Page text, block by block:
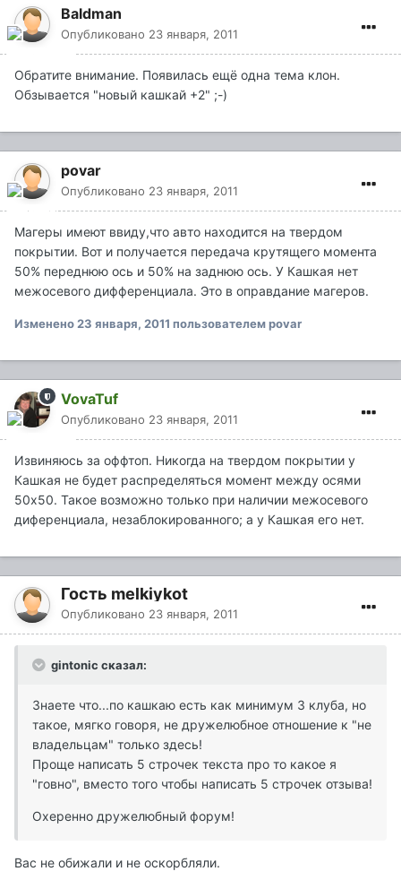
Baldman
Опубликовано 23 января, 2011
Обратите внимание. Появилась ещё одна тема клон.
Обзывается "новый кашкай +2" ;-)
povar
Опубликовано 23 января, 2011
Магеры имеют ввиду,что авто находится на твердом
покрытии. Вот и получается передача крутящего момента
50% переднюю ось и 50% на заднюю ось. У Кашкая нет
межосевого дифференциала. Это в оправдание магеров.
Изменено23 января, 2011 пользователем povar
VovaTuf
Опубликовано 23 января, 2011
Извиняюсь за оффтоп. Никогда на твердом покрытии у
Кашкая не будет распределяться момент между осями
50х50. Такое возможно только при наличии межосевого
диференциала, незаблокированного; а у Кашкая его нет.
Гость melkiykot
Опубликовано 23 января, 2011
gintonic сказал:
Знаете что...по кашкаю есть как минимум 3 клуба, но
такое, мягко говоря, не дружелюбное отношение к "не
владельцам" только здесь!
Проще написать 5 строчек текста про то какое я
"говно", вместо того чтобы написать 5 строчек отзыва!
Охеренно дружелюбный форум!
Вас не обижали и не оскорбляли.